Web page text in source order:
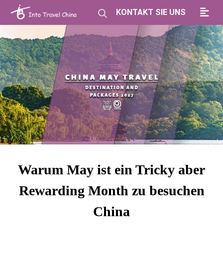
KONTAKT SIE UNS
Warum May ist ein Tricky aber
Rewarding Month zu besuchen
China